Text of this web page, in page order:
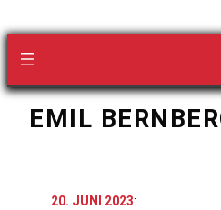
EMIL
20. JUNI 2023: